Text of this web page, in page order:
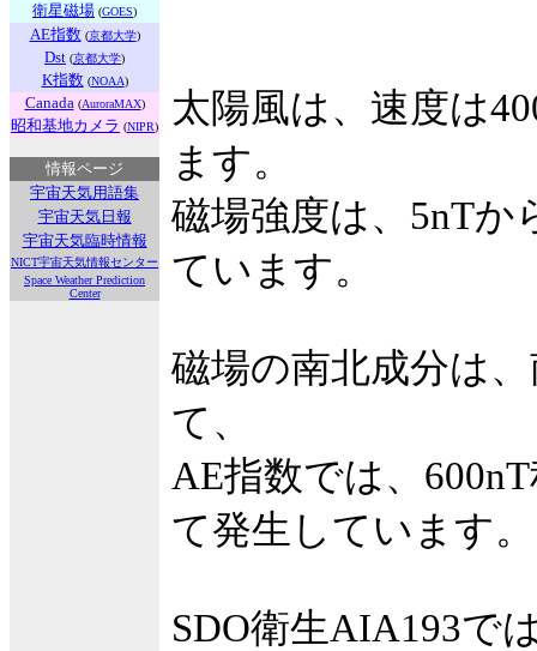
衛星磁場 (GOES)
AE指数(京都大学)
Dst (京都大学)
K指数(NOAA)
Canada (AuroraMAX)
昭和基地カメラ (NIPR)
情報ページ
宇宙天気用語集
宇宙天気日報
宇宙天気臨時情報
NICT宇宙天気情報センター
Space Weather Prediction
Center
太陽風は、速度は
ます。
磁場強度は、5nTか
ています。
磁場の南北成分は
て、
AE指数では、
て発生しています。
SDO衛生AIA193で